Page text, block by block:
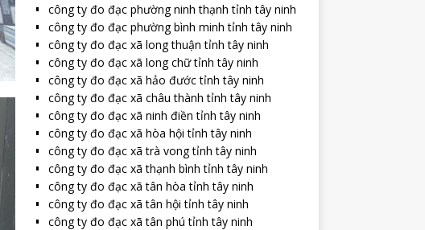
công ty đo đạc phường ninh thạnh tỉnh tây ninh
công ty đo đạc phường bình minh tỉnh tây ninh
công ty đo đạc xã long thuận tỉnh tây ninh
công ty đo đạc xã long chữ tỉnh tây ninh
công ty đo đạc xã hảo đước tỉnh tây ninh
công ty đo đạc xã châu thành tỉnh tây ninh
công ty đo đạc xã ninh điền tỉnh tây ninh
công ty đo đạc xã hòa hội tỉnh tây ninh
công ty đo đạc xã trà vong tỉnh tây ninh
công ty đo đạc xã thạnh bình tỉnh tây ninh
công ty đo đạc xã tân hòa tỉnh tây ninh
công ty đo đạc xã tân hội tỉnh tây ninh
công ty đo đạc xã tân phú tỉnh tây ninh